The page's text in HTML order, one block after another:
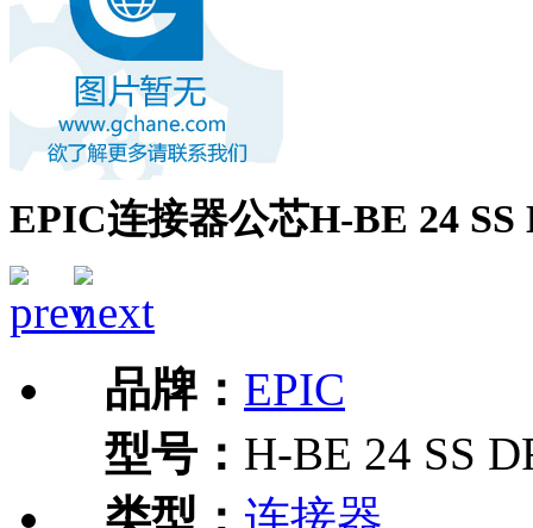
EPIC连接器公芯H-BE 24 SS
品牌： EPIC
型号： H-BE 24 SS
类型： 连接器